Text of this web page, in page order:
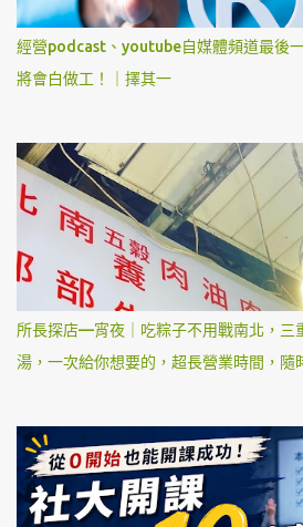
經營podcast、youtube自媒體頻道最後
將會白做工！｜擇其一
所長探店—宵夜｜吃粽子不用戰南北，三
湯，一次給你想要的，超長營業時間，隨